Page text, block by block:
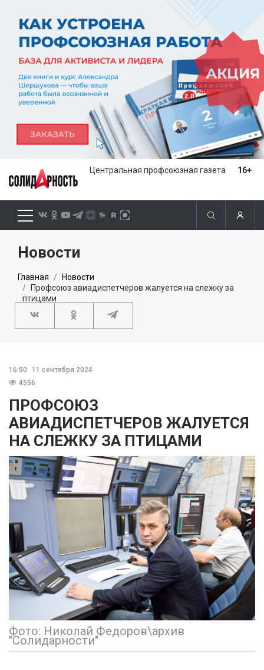
Центральная профсоюзная газета 16+
Новости
Главная
Новости
Профсоюз авиадиспетчеров жалуется на слежку за
птицами
16:50
11 сентября 2024
4556
ПРОФСОЮЗ
АВИАДИСПЕТЧЕРОВ ЖАЛУЕТСЯ
НА СЛЕЖКУ ЗА ПТИЦАМИ
Фото: Николай Федоров\архив
"Солидарности"